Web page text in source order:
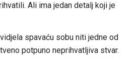
Ali ima jedan detalj koji je
spavaću sobu niti jedne od
potpuno neprihvatljiva stvar.